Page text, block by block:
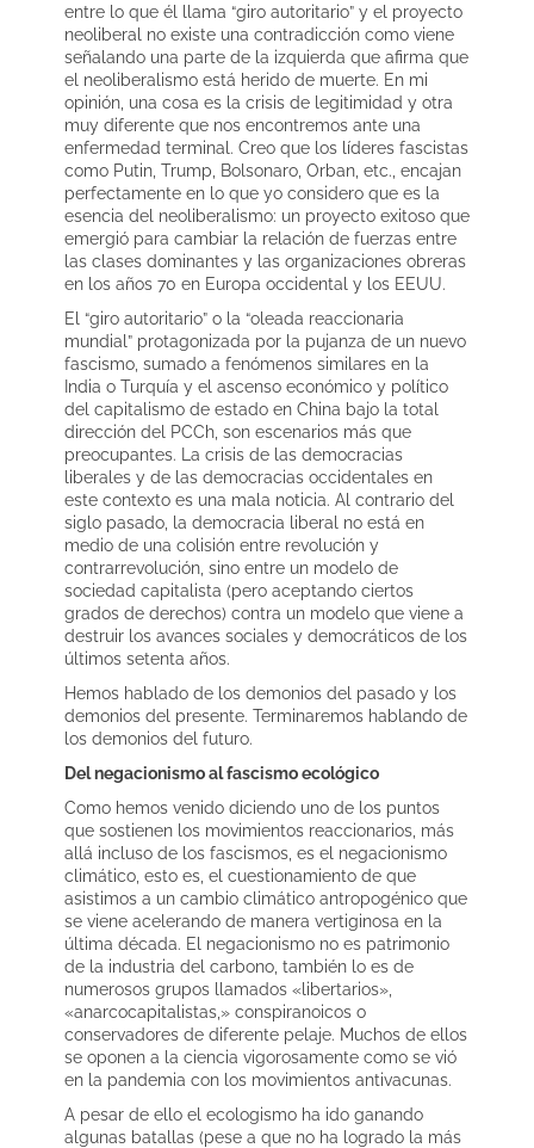
entre lo que él llama “giro autoritario” y el proyecto
neoliberal no existe una contradicción como viene
señalando una parte de la izquierda que afirma que
el neoliberalismo está herido de muerte. En mi
opinión, una cosa es la crisis de legitimidad y otra
muy diferente que nos encontremos ante una
enfermedad terminal. Creo que los líderes fascistas
como Putin, Trump, Bolsonaro, Orban, etc., encajan
perfectamente en lo que yo considero que es la
esencia del neoliberalismo: un proyecto exitoso que
emergió para cambiar la relación de fuerzas entre
las clases dominantes y las organizaciones obreras
en los años 70 en Europa occidental y los EEUU.
El “giro autoritario” o la “oleada reaccionaria
mundial” protagonizada por la pujanza de un nuevo
fascismo, sumado a fenómenos similares en la
India o Turquía y el ascenso económico y político
del capitalismo de estado en China bajo la total
dirección del PCCh, son escenarios más que
preocupantes. La crisis de las democracias
liberales y de las democracias occidentales en
este contexto es una mala noticia. Al contrario del
siglo pasado, la democracia liberal no está en
medio de una colisión entre revolución y
contrarrevolución, sino entre un modelo de
sociedad capitalista (pero aceptando ciertos
grados de derechos) contra un modelo que viene a
destruir los avances sociales y democráticos de los
últimos setenta años.
Hemos hablado de los demonios del pasado y los
demonios del presente. Terminaremos hablando de
los demonios del futuro.
Del negacionismo al fascismo ecológico
Como hemos venido diciendo uno de los puntos
que sostienen los movimientos reaccionarios, más
allá incluso de los fascismos, es el negacionismo
climático, esto es, el cuestionamiento de que
asistimos a un cambio climático antropogénico que
se viene acelerando de manera vertiginosa en la
última década. El negacionismo no es patrimonio
de la industria del carbono, también lo es de
numerosos grupos llamados «libertarios»,
«anarcocapitalistas,» conspiranoicos o
conservadores de diferente pelaje. Muchos de ellos
se oponen a la ciencia vigorosamente como se vió
en la pandemia con los movimientos antivacunas.
A pesar de ello el ecologismo ha ido ganando
algunas batallas (pese a que no ha logrado la más